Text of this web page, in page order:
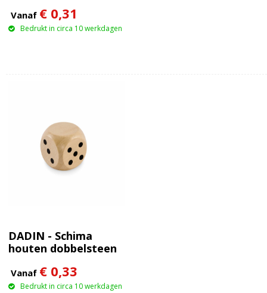
Vanaf € 0,31
Bedrukt in circa 10 werkdagen
DADIN - Schima
houten dobbelsteen
Vanaf € 0,33
Bedrukt in circa 10 werkdagen